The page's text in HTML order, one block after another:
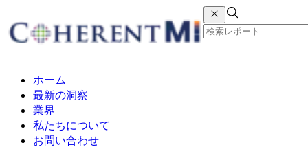
ホーム
最新の洞察
業界
私たちについて
お問い合わせ